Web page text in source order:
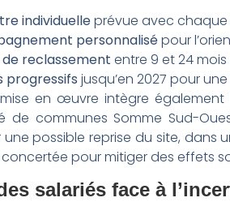
individuelleprévue avec
personnalisépour
de reclassement entre 9 et 24
progressifs jusqu’en 2027 pour
en œuvre intègre également
de communes Somme Sud-
possible reprise du site, dans
pour mitiger des effets
salariés face à